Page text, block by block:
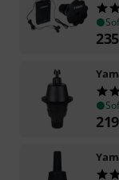
235
219